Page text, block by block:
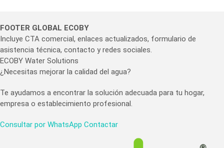
FOOTER GLOBAL ECOBY
Incluye CTA comercial, enlaces actualizados, formulario de
asistencia técnica, contacto y redes sociales.
ECOBY Water Solutions
¿Necesitas mejorar la calidad del agua?
Te ayudamos a encontrar la solución adecuada para tu hogar,
empresa o establecimiento profesional.
Consultar por WhatsApp Contactar